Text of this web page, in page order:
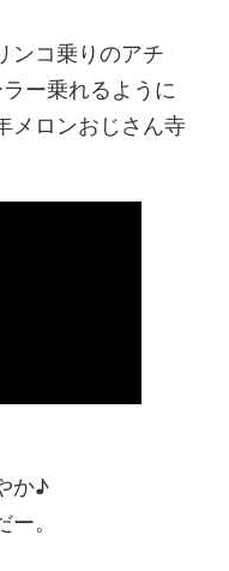
ンコ乗りのアチ
ー乗れるように
メロンおじさん寺
か♪
。